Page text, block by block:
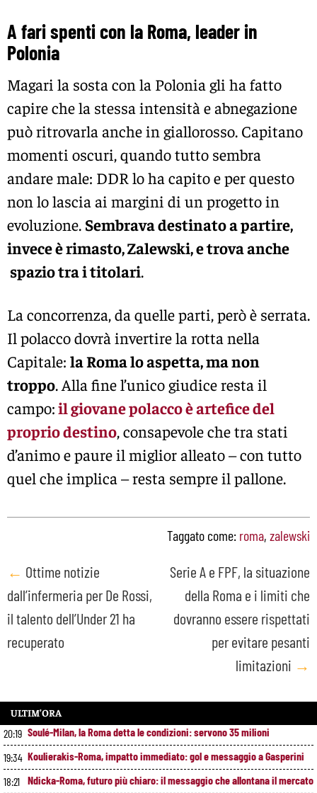
A fari spenti con la Roma, leader in
Polonia
Magari la sosta con la Polonia gli ha fatto
capire che la stessa intensità e abnegazione
può ritrovarla anche in giallorosso. Capitano
momenti oscuri, quando tutto sembra
andare male: DDR lo ha capito e per questo
non lo lascia ai margini di un progetto in
evoluzione. Sembrava destinato a partire,
invece è rimasto, Zalewski, e trova anche
spazio tra i titolari.
La concorrenza, da quelle parti, però è serrata.
Il polacco dovrà invertire la rotta nella
Capitale: la Roma lo aspetta, ma non
troppo. Alla fine l’unico giudice resta il
campo:il giovane polacco è artefice del
proprio destino, consapevole che tra stati
d’animo e paure il miglior alleato – con tutto
quel che implica – resta sempre il pallone.
Taggato come: roma, zalewski
Post
navigation
← Ottime notizie
dall’infermeria per De Rossi,
il talento dell’Under 21 ha
recuperato
Serie A e FPF, la situazione
della Roma e i limiti che
dovranno essere rispettati
per evitare pesanti
limitazioni →
ULTIM’ORA
20:19 Soulé-Milan, la Roma detta le condizioni: servono 35 milioni
19:34 Koulierakis-Roma, impatto immediato: gol e messaggio a Gasperini
18:21 Ndicka-Roma, futuro più chiaro: il messaggio che allontana il mercato